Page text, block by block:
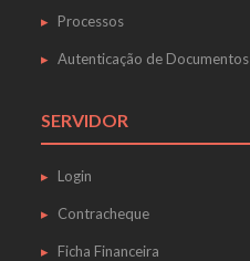
Processos
Autenticação de Documentos
SERVIDOR
Login
Contracheque
Ficha Financeira